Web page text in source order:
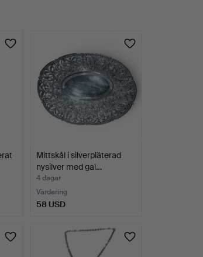
Mittskål i silverpläterad
nysilver med gal…
4 dagar
Värdering
58 USD